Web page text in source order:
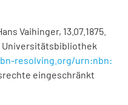
Vaihinger, 13.07.1875.
Universitätsbibliothek
resolving.org/urn:nbn:
eingeschränkt